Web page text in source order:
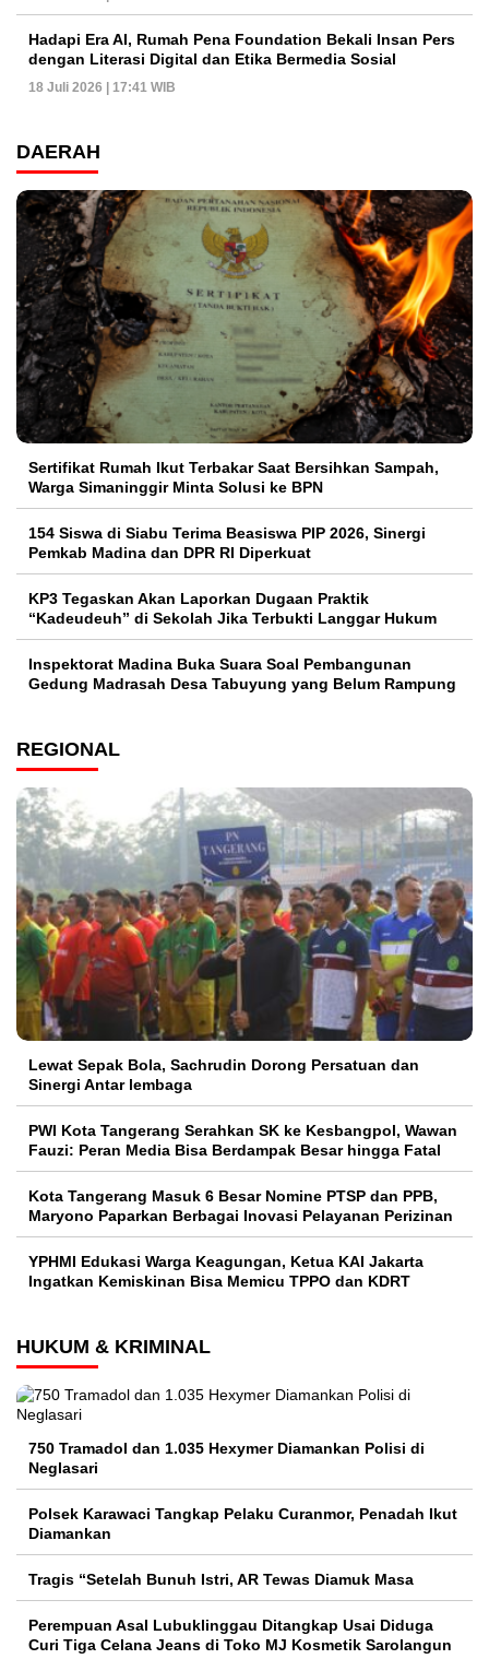
Hadapi Era AI, Rumah Pena Foundation Bekali Insan Pers
dengan Literasi Digital dan Etika Bermedia Sosial
18 Juli 2026 | 17:41 WIB
DAERAH
Sertifikat Rumah Ikut Terbakar Saat Bersihkan Sampah,
Warga Simaninggir Minta Solusi ke BPN
154 Siswa di Siabu Terima Beasiswa PIP 2026, Sinergi
Pemkab Madina dan DPR RI Diperkuat
KP3 Tegaskan Akan Laporkan Dugaan Praktik
“Kadeudeuh” di Sekolah Jika Terbukti Langgar Hukum
Inspektorat Madina Buka Suara Soal Pembangunan
Gedung Madrasah Desa Tabuyung yang Belum Rampung
REGIONAL
Lewat Sepak Bola, Sachrudin Dorong Persatuan dan
Sinergi Antar lembaga
PWI Kota Tangerang Serahkan SK ke Kesbangpol, Wawan
Fauzi: Peran Media Bisa Berdampak Besar hingga Fatal
Kota Tangerang Masuk 6 Besar Nomine PTSP dan PPB,
Maryono Paparkan Berbagai Inovasi Pelayanan Perizinan
YPHMI Edukasi Warga Keagungan, Ketua KAI Jakarta
Ingatkan Kemiskinan Bisa Memicu TPPO dan KDRT
HUKUM & KRIMINAL
750 Tramadol dan 1.035 Hexymer Diamankan Polisi di
Neglasari
Polsek Karawaci Tangkap Pelaku Curanmor, Penadah Ikut
Diamankan
Tragis “Setelah Bunuh Istri, AR Tewas Diamuk Masa
Perempuan Asal Lubuklinggau Ditangkap Usai Diduga
Curi Tiga Celana Jeans di Toko MJ Kosmetik Sarolangun